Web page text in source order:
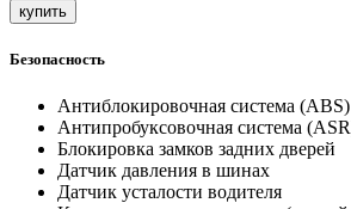
купить
Безопасность
Антиблокировочная система (ABS)
Антипробуксовочная система
Блокировка замков задних дверей
Датчик давления в шинах
Датчик усталости водителя